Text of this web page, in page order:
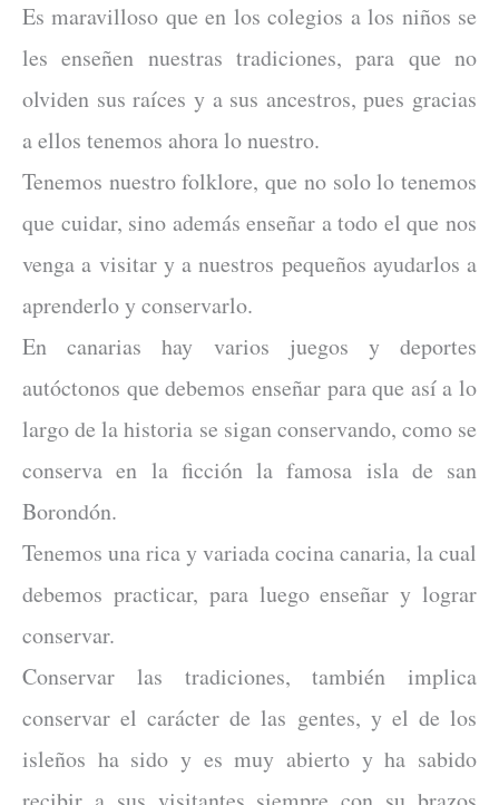
Es maravilloso que en los colegios a los niños se
les enseñen nuestras tradiciones, para que no
olviden sus raíces y a sus ancestros, pues gracias
a ellos tenemos ahora lo nuestro.
Tenemos nuestro folklore, que no solo lo tenemos
que cuidar, sino además enseñar a todo el que nos
venga a visitar y a nuestros pequeños ayudarlos a
aprenderlo y conservarlo.
En canarias hay varios juegos y deportes
autóctonos que debemos enseñar para que así a lo
largo de la historia se sigan conservando, como se
conserva en la ficción la famosa isla de san
Borondón.
Tenemos una rica y variada cocina canaria, la cual
debemos practicar, para luego enseñar y lograr
conservar.
Conservar las tradiciones, también implica
conservar el carácter de las gentes, y el de los
isleños ha sido y es muy abierto y ha sabido